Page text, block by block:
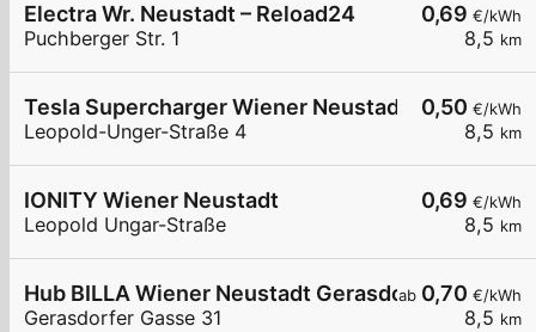
0,69 €/kWh
8,5 km
Electra Wr. Neustadt – Reload24
Puchberger Str. 1
0,50 €/kWh
8,5 km
Tesla Supercharger Wiener Neustadt, Austria
Leopold-Unger-Straße 4
0,69 €/kWh
8,5 km
IONITY Wiener Neustadt
Leopold Ungar-Straße
ab 0,70 €/kWh
8,5 km
Hub BILLA Wiener Neustadt Gerasdorfergasse
Gerasdorfer Gasse 31